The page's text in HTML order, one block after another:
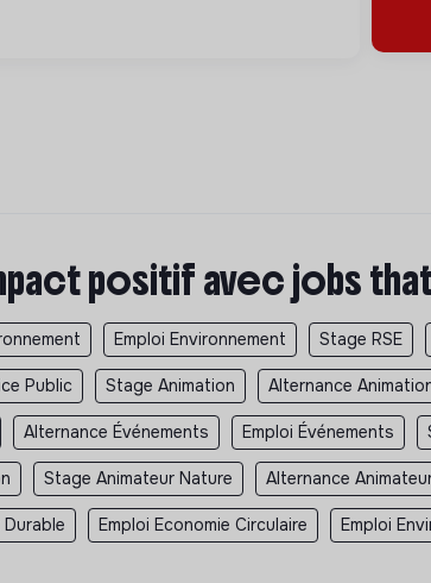
positif avec jobs
Emploi Environnement Stage RSE
Public Stage Animation Alternance
Alternance Événements Emploi Événements
Stage Animateur Nature Alternance
Emploi Economie Circulaire Emploi